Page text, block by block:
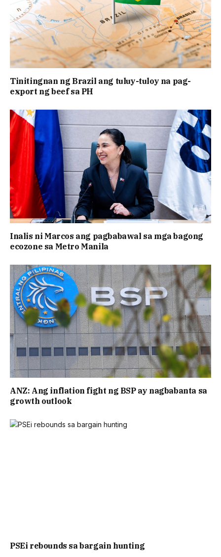
Tinitingnan ng Brazil ang tuluy-tuloy na pag-
export ng beef sa PH
Inalis ni Marcos ang pagbabawal sa mga bagong
ecozone sa Metro Manila
ANZ: Ang inflation fight ng BSP ay nagbabanta sa
growth outlook
PSEi rebounds sa bargain hunting